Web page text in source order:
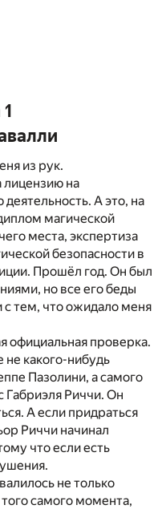
из рук.
лицензию на
А это, на
магической
места, экспертиза
безопасности в
Прошёл год. Он был
но все его беды
с тем, что ожидало меня
официальная проверка.
не какого-нибудь
Пазолини, а самого
Габриэля Риччи. Он
А если придраться
Риччи начинал
что если есть
не только
самого момента,